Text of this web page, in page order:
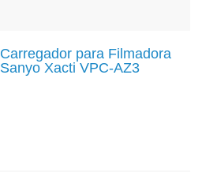
Carregador para Filmadora
Sanyo Xacti VPC-AZ3